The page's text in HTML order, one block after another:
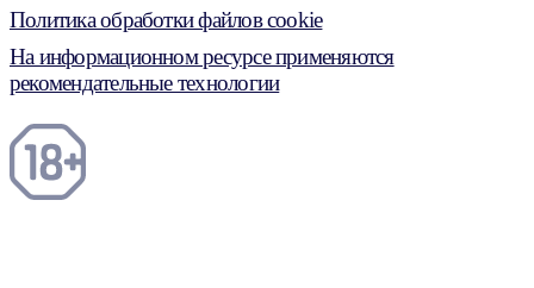
Политика обработки файлов cookie
На информационном ресурсе применяются
рекомендательные технологии